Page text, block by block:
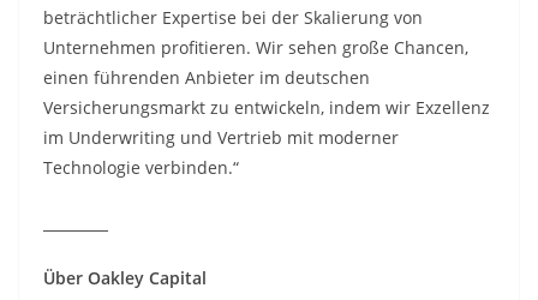
beträchtlicher Expertise bei der Skalierung von
Unternehmen profitieren. Wir sehen große Chancen,
einen führenden Anbieter im deutschen
Versicherungsmarkt zu entwickeln, indem wir Exzellenz
im Underwriting und Vertrieb mit moderner
Technologie verbinden.“
Über Oakley Capital